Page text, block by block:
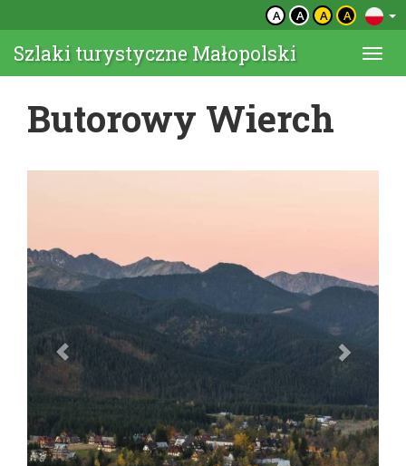
A A A A
Szlaki turystyczne Małopolski
Butorowy Wierch